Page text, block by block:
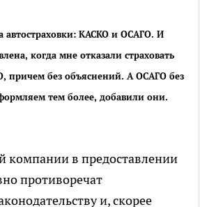
автостраховки: КАСКО и ОСАГО. И
когда мне отказали страховать
причем без объяснений. А ОСАГО без
тем более, добавили они.
компании в предоставлении
противоречат
и, скорее